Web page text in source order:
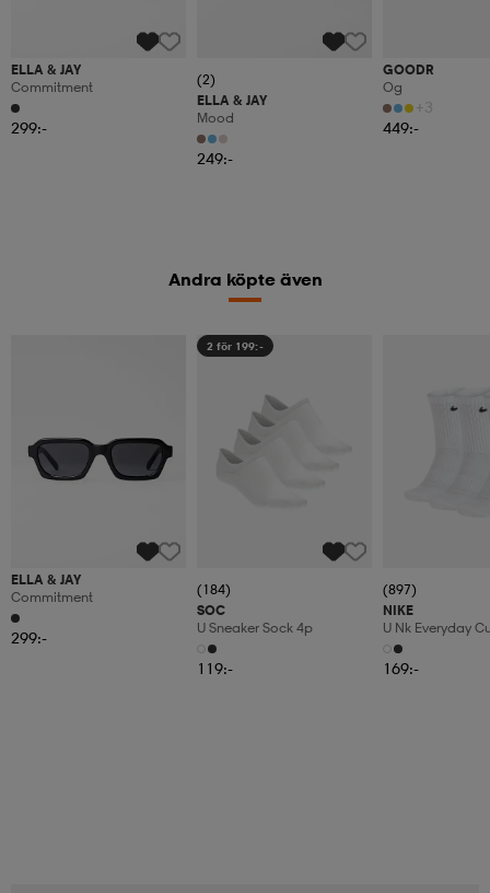
ELLA & JAY
Commitment
299:-
(2)
ELLA & JAY
Mood
249:-
GOODR
Og
+3
449:-
Andra köpte även
ELLA & JAY
Commitment
299:-
2 för 199:-
(184)
SOC
U Sneaker Sock 4p
119:-
(897)
NIKE
U Nk Everyday
3pr
169:-